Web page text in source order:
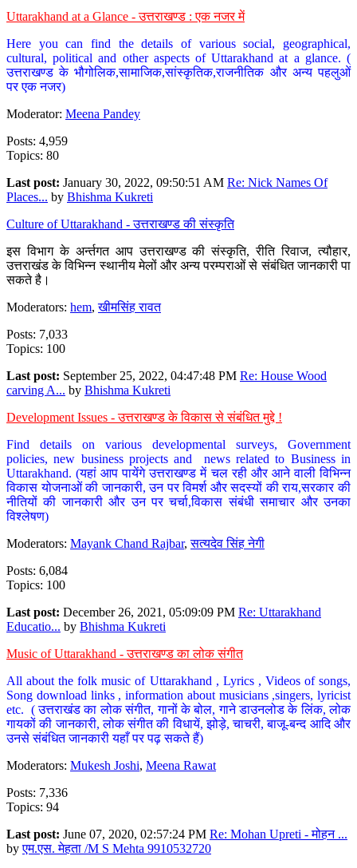
Uttarakhand at a Glance - उत्तराखण्ड : एक नजर में
Here you can find the details of various social, geographical,
cultural, political and other aspects of Uttarakhand at a glance. (
उत्तराखण्ड के भौगोलिक,सामाजिक,सांस्कृतिक,राजनीतिक और अन्य पहलुओं
पर एक नजर)
Moderator: Meena Pandey
Posts: 4,959
Topics: 80
Last post: January 30, 2022, 09:50:51 AM Re: Nick Names Of
Places... by Bhishma Kukreti
Culture of Uttarakhand - उत्तराखण्ड की संस्कृति
इस विभाग के अर्न्तगत आप उत्तराखण्ड की संस्कृति, रीति रिवाज, त्यौहार,
उत्तराखंड के विभिन्न स्थानीय मेलों और अन्य परम्पराओं से संबंधित जानकारी पा
सकते है।
Moderators: hem,खीमसिंह रावत
Posts: 7,033
Topics: 100
Last post: September 25, 2022, 04:47:48 PM Re: House Wood
carving A... by Bhishma Kukreti
Development Issues - उत्तराखण्ड के विकास से संबंधित मुद्दे !
Find details on various developmental surveys, Government
policies, new business projects and news related to Business in
Uttarakhand. (यहां आप पायेंगे उत्तराखण्ड में चल रही और आने वाली विभिन्न
विकास योजनाओं की जानकारी, उन पर विमर्श और सदस्यों की राय,सरकार की
नीतियों की जानकारी और उन पर चर्चा,विकास संबंधी समाचार और उनका
विश्लेषण)
Moderators: Mayank Chand Rajbar,सत्यदेव सिंह नेगी
Posts: 6,084
Topics: 100
Last post: December 26, 2021, 05:09:09 PM Re: Uttarakhand
Educatio... by Bhishma Kukreti
Music of Uttarakhand - उत्तराखण्ड का लोक संगीत
All about the folk music of Uttarakhand , Lyrics , Videos of songs,
Song download links , information about musicians ,singers, lyricist
etc. ( उत्तराखंड का लोक संगीत, गानों के बोल, गाने डाउनलोड के लिंक, लोक
गायकों की जानकारी, लोक संगीत की विधायें, झोड़े, चाचरी, बाजू-बन्द आदि और
उनसे संबंधित जानकारी यहाँ पर पढ़ सकते हैं)
Moderators: Mukesh Joshi, Meena Rawat
Posts: 7,336
Topics: 94
Last post: June 07, 2020, 02:57:24 PM Re: Mohan Upreti - मोहन ...
byएम.एस. मेहता /M S Mehta 9910532720